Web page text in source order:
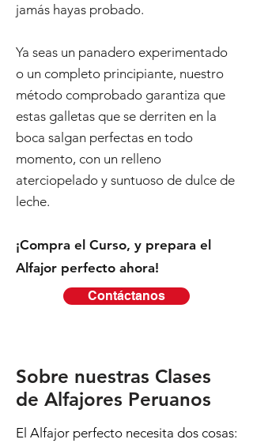
jamás hayas probado.
Ya seas un panadero experimentado
o un completo principiante, nuestro
método comprobado garantiza que
estas galletas que se derriten en la
boca salgan perfectas en todo
momento, con un relleno
aterciopelado y suntuoso de dulce de
leche.
¡Compra el Curso, y prepara el
Alfajor perfecto ahora!
Contáctanos
Sobre nuestras Clases
de Alfajores Peruanos
El Alfajor perfecto necesita dos cosas: